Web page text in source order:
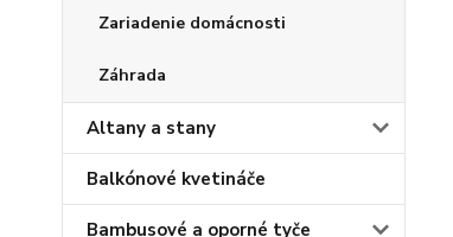
Zariadenie domácnosti
Záhrada
Altany a stany
Balkónové kvetináče
Bambusové a oporné tyče